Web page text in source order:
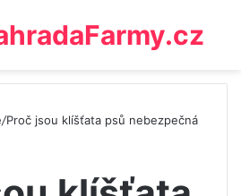
/Proč jsou klíšťata psů nebezpečná